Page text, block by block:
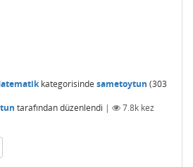
kategorisinde sametoytun (303
tarafındandüzenlendi | 7.8k kez